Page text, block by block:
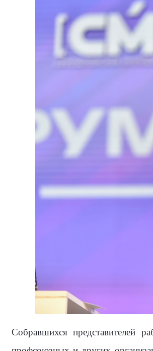
Собравшихся представителей